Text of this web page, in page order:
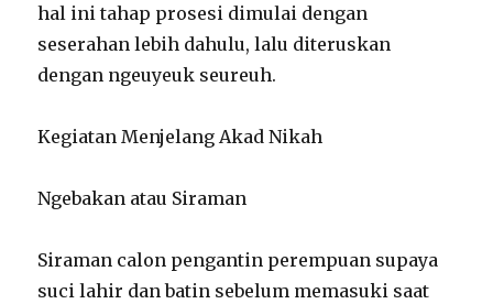
hal ini tahap prosesi dimulai dengan
seserahan lebih dahulu, lalu diteruskan
dengan ngeuyeuk seureuh.
Kegiatan Menjelang Akad Nikah
Ngebakan atau Siraman
Siraman calon pengantin perempuan supaya
suci lahir dan batin sebelum memasuki saat